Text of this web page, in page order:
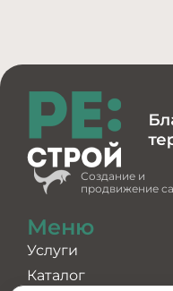
Создание и
продвижение
Меню
Услуги
Каталог